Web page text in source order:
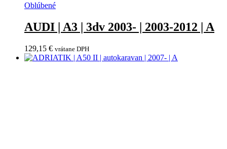
Oblúbené
AUDI | A3 | 3dv 2003- | 2003-2012 | A
129,15 € vrátane DPH